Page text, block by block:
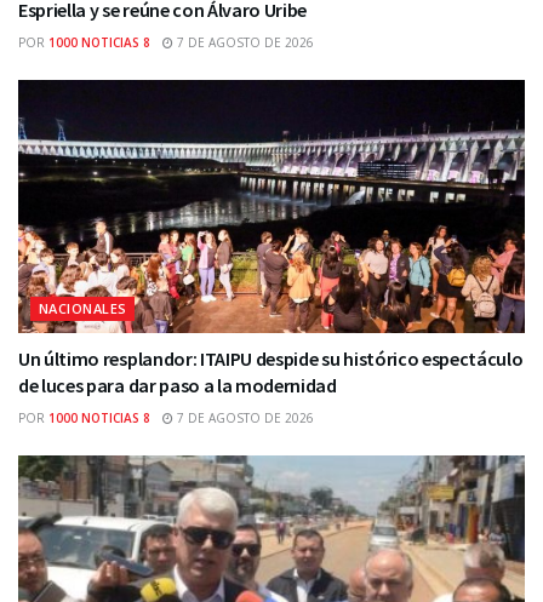
Espriella y se reúne con Álvaro Uribe
POR 1000 NOTICIAS 8 7 DE AGOSTO DE 2026
NACIONALES
Un último resplandor: ITAIPU despide su histórico espectáculo
de luces para dar paso a la modernidad
POR 1000 NOTICIAS 8 7 DE AGOSTO DE 2026